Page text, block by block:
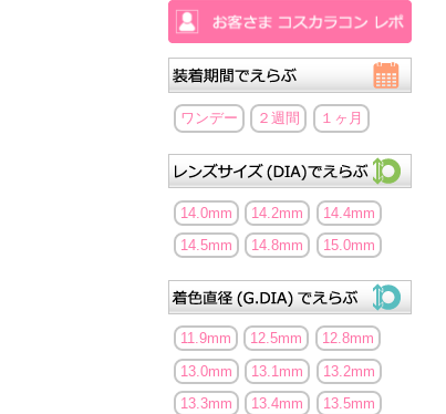
ワンデー ２週間 １ヶ月
14.0mm 14.2mm
14.4mm
14.5mm
14.8mm 15.0mm
11.9mm 12.5mm
12.8mm
13.0mm
13.1mm
13.2mm
13.3mm
13.4mm
13.5mm